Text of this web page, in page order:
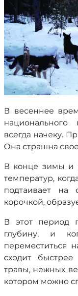
В весеннее
национального
всегда начеку.
Она страшна
В конце зимы и
температур,
подтаивает на
корочкой,
В этот период
глубину, и
переместиться
сходит
травы, нежных
котором можно